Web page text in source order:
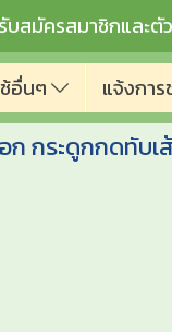
รับสมัครสมาชิกและ
ช้อื่นๆ แจ้งการ
ก กระดูกกดทับเ